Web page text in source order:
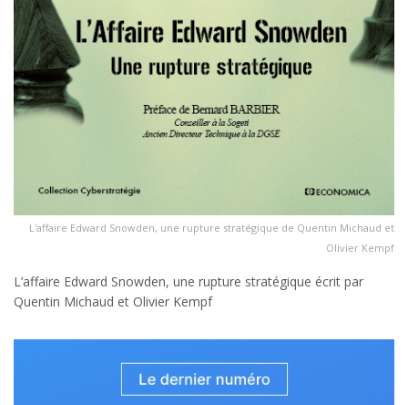
L'affaire Edward Snowden, une rupture stratégique de Quentin Michaud et
Olivier Kempf
L’affaire Edward Snowden, une rupture stratégique écrit par
Quentin Michaud et Olivier Kempf